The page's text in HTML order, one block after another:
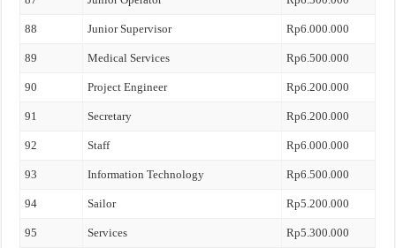
88 Junior Supervisor Rp6.000.000
89 Medical Services Rp6.500.000
90 Project Engineer Rp6.200.000
91 Secretary Rp6.200.000
92 Staff Rp6.000.000
93 Information Technology Rp6.500.000
94 Sailor Rp5.200.000
95 Services Rp5.300.000